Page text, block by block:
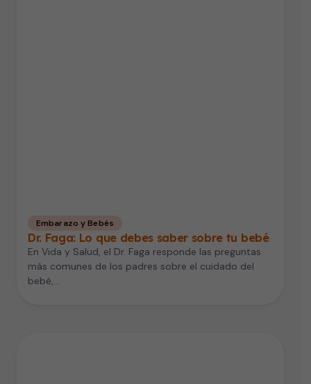
Embarazo y Bebés
Dr. Faga: Lo que debes saber sobre tu bebé
En Vida y Salud, el Dr. Faga responde las preguntas
más comunes de los padres sobre el cuidado del
bebé,…